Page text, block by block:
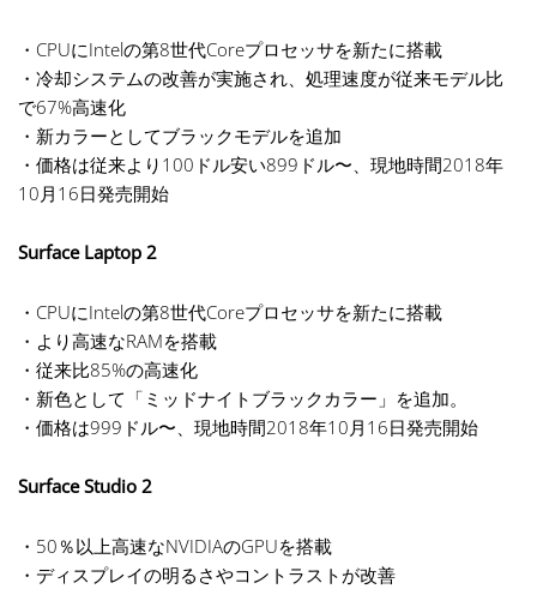
・CPUにIntelの第8世代Coreプロセッサを新たに搭載
・冷却システムの改善が実施され、処理速度が従来モデル比
で67%高速化
・新カラーとしてブラックモデルを追加
・価格は従来より100ドル安い899ドル〜、現地時間2018年
10月16日発売開始
Surface Laptop 2
・CPUにIntelの第8世代Coreプロセッサを新たに搭載
・より高速なRAMを搭載
・従来比85%の高速化
・新色として「ミッドナイトブラックカラー」を追加。
・価格は999ドル〜、現地時間2018年10月16日発売開始
Surface Studio 2
・50％以上高速なNVIDIAのGPUを搭載
・ディスプレイの明るさやコントラストが改善